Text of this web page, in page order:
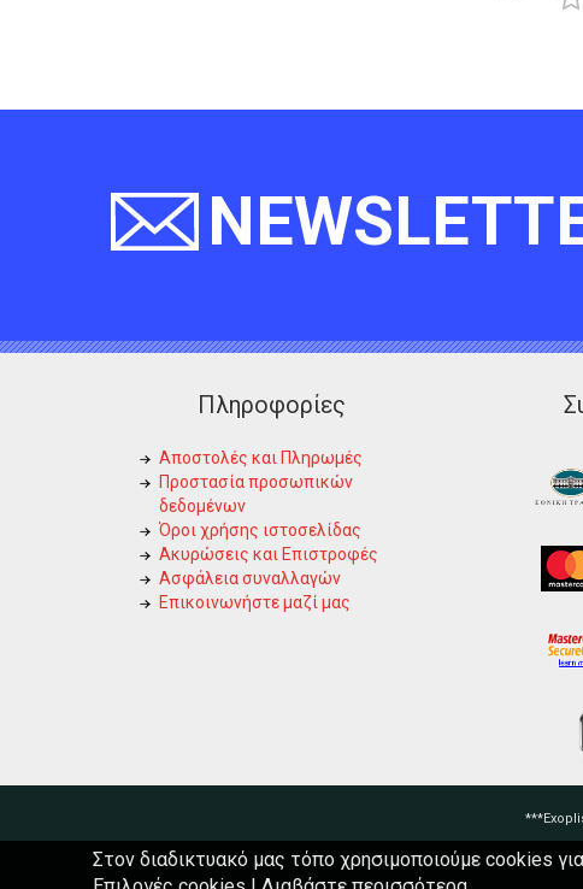
Πληροφορίες
Αποστολές και Πληρωμές
Προστασία προσωπικών
δεδομένων
Όροι χρήσης ιστοσελίδας
Ακυρώσεις και Επιστροφές
Ασφάλεια συναλλαγών
Επικοινωνήστε μαζί μας
Στον διαδικτυακό μας τόπο χρησιμοποιούμε cookies